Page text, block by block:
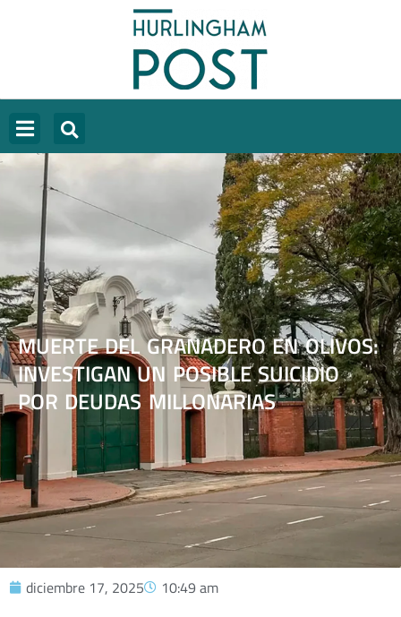
MUERTE DEL GRANADERO EN OLIVOS:
INVESTIGAN UN POSIBLE SUICIDIO
POR DEUDAS MILLONARIAS
diciembre 17, 2025 10:49 am